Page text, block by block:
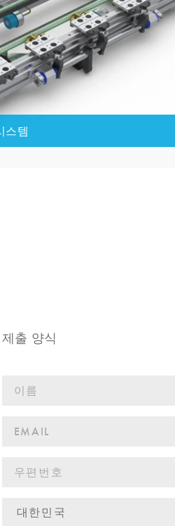
스템
제출 양식